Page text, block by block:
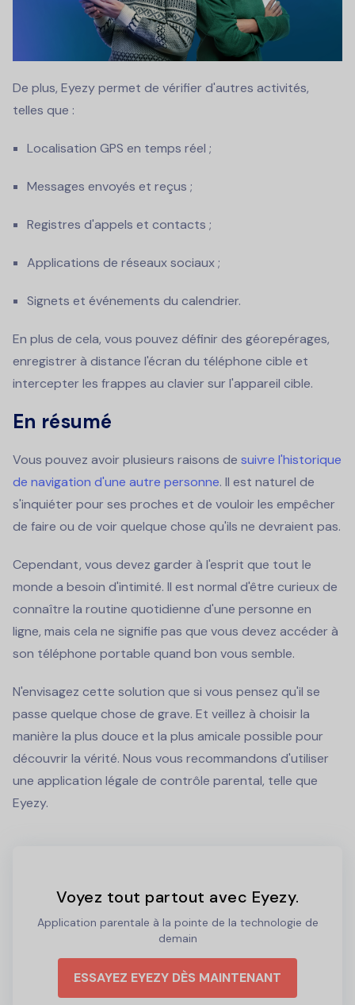
De plus, Eyezy permet de vérifier d'autres activités,
telles que :
Localisation GPS en temps réel ;
Messages envoyés et reçus ;
Registres d'appels et contacts ;
Applications de réseaux sociaux ;
Signets et événements du calendrier.
En plus de cela, vous pouvez définir des géorepérages,
enregistrer à distance l'écran du téléphone cible et
intercepter les frappes au clavier sur l'appareil cible.
En résumé
Vous pouvez avoir plusieurs raisons de suivre l'historique
de navigation d'une autre personne. Il est naturel de
s'inquiéter pour ses proches et de vouloir les empêcher
de faire ou de voir quelque chose qu'ils ne devraient pas.
Cependant, vous devez garder à l'esprit que tout le
monde a besoin d'intimité. Il est normal d'être curieux de
connaître la routine quotidienne d'une personne en
ligne, mais cela ne signifie pas que vous devez accéder à
son téléphone portable quand bon vous semble.
N'envisagez cette solution que si vous pensez qu'il se
passe quelque chose de grave. Et veillez à choisir la
manière la plus douce et la plus amicale possible pour
découvrir la vérité. Nous vous recommandons d'utiliser
une application légale de contrôle parental, telle que
Eyezy.
Voyez tout partout avec Eyezy.
Application parentale à la pointe de la technologie de
demain
ESSAYEZ EYEZY DÈS MAINTENANT